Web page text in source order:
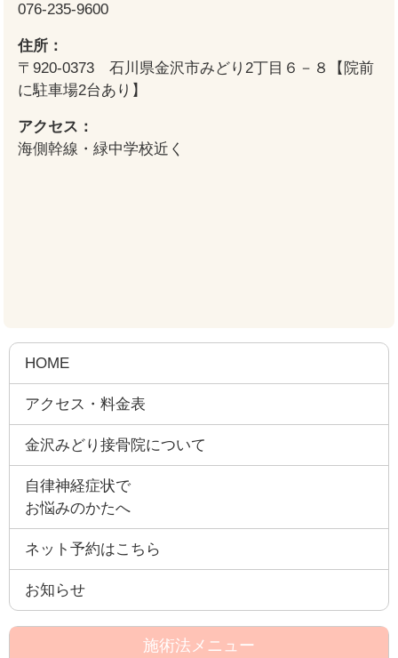
076-235-9600
住所：
〒920-0373 石川県金沢市みどり2丁目６－８【院前
に駐車場2台あり】
アクセス：
海側幹線・緑中学校近く
HOME
アクセス・料金表
金沢みどり接骨院について
自律神経症状で
お悩みのかたへ
ネット予約はこちら
お知らせ
施術法メニュー